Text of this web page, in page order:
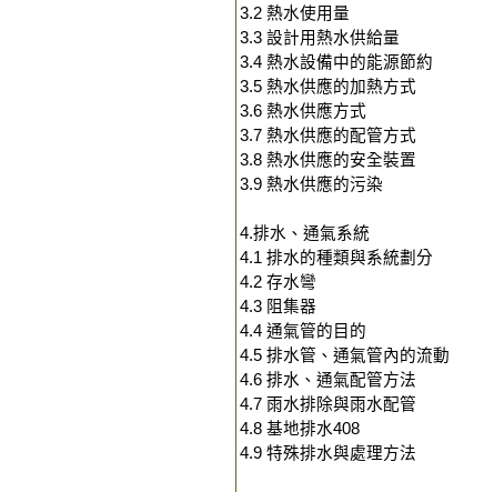
3.2 熱水使用量
3.3 設計用熱水供給量
3.4 熱水設備中的能源節約
3.5 熱水供應的加熱方式
3.6 熱水供應方式
3.7 熱水供應的配管方式
3.8 熱水供應的安全裝置
3.9 熱水供應的污染
4.排水、通氣系統
4.1 排水的種類與系統劃分
4.2 存水彎
4.3 阻集器
4.4 通氣管的目的
4.5 排水管、通氣管內的流動
4.6 排水、通氣配管方法
4.7 雨水排除與雨水配管
4.8 基地排水408
4.9 特殊排水與處理方法